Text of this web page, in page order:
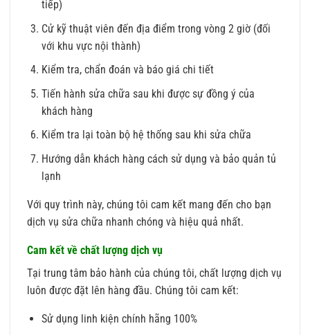
tiếp)
Cử kỹ thuật viên đến địa điểm trong vòng 2 giờ (đối
với khu vực nội thành)
Kiểm tra, chẩn đoán và báo giá chi tiết
Tiến hành sửa chữa sau khi được sự đồng ý của
khách hàng
Kiểm tra lại toàn bộ hệ thống sau khi sửa chữa
Hướng dẫn khách hàng cách sử dụng và bảo quản tủ
lạnh
Với quy trình này, chúng tôi cam kết mang đến cho bạn
dịch vụ sửa chữa nhanh chóng và hiệu quả nhất.
Cam kết về chất lượng dịch vụ
Tại trung tâm bảo hành của chúng tôi, chất lượng dịch vụ
luôn được đặt lên hàng đầu. Chúng tôi cam kết:
Sử dụng linh kiện chính hãng 100%